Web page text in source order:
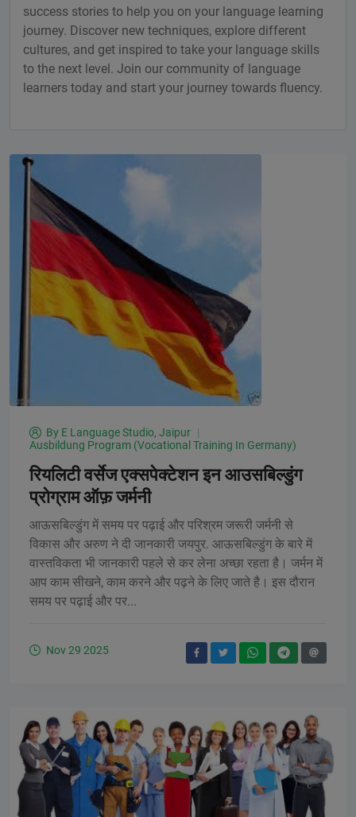
success stories to help you on your language learning
journey. Discover new techniques, explore different
cultures, and get inspired to take your language skills
to the next level. Join our community of language
learners today and start your journey towards fluency.
By E Language Studio, Jaipur
Ausbildung Program (Vocational Training In Germany)
रियलिटी वर्सेज एक्सपेक्टेशन इन आउसबिल्डुंग
प्रोग्राम ऑफ़ जर्मनी
आऊसबिल्डुंग में समय पर पढ़ाई और परिश्रम जरूरी जर्मनी से
विकास और अरुण ने दी जानकारी जयपुर. आऊसबिल्डुंग के बारे में
वास्तविकता भी जानकारी पहले से कर लेना अच्छा रहता है। जर्मन में
आप काम सीखने, काम करने और पढ़ने के लिए जाते है। इस दौरान
समय पर पढ़ाई और पर...
Nov 29 2025